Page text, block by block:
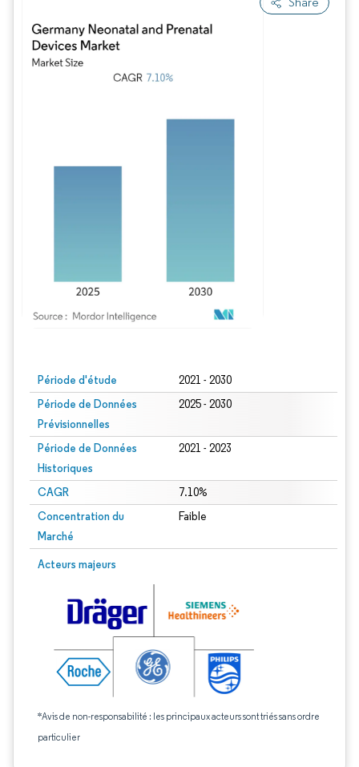
Période d'étude 2021 - 2030
Période de Données
Prévisionnelles
2025 - 2030
Période de Données
Historiques
2021 - 2023
CAGR 7.10%
Concentration du
Marché
Faible
Acteurs majeurs
*Avis de non-responsabilité : les principaux acteurs sont triés sans ordre
particulier